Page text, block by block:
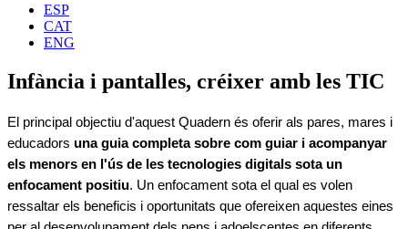
ESP
CAT
ENG
Infància i pantalles, créixer amb les TIC
El principal objectiu d'aquest Quadern és oferir als pares, mares i
educadors una guia completa sobre com guiar i acompanyar
els menors en l'ús de les tecnologies digitals sota un
enfocament positiu. Un enfocament sota el qual es volen
ressaltar els beneficis i oportunitats que ofereixen aquestes eines